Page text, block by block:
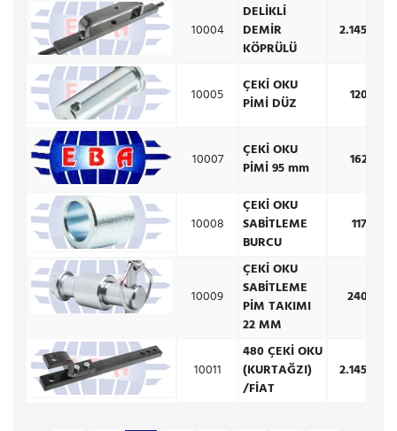
10004
DELİKLİ
DEMİR
KÖPRÜLÜ
2.145,00
10005
ÇEKİ OKU
PİMİ DÜZ
120,90
10007
ÇEKİ OKU
PİMİ 95 mm
162,50
10008
ÇEKİ OKU
SABİTLEME
BURCU
117,00
10009
ÇEKİ OKU
SABİTLEME
PİM TAKIMI
22 MM
240,50
10011
480 ÇEKİ OKU
(KURTAĞZI)
/FİAT
2.145,00